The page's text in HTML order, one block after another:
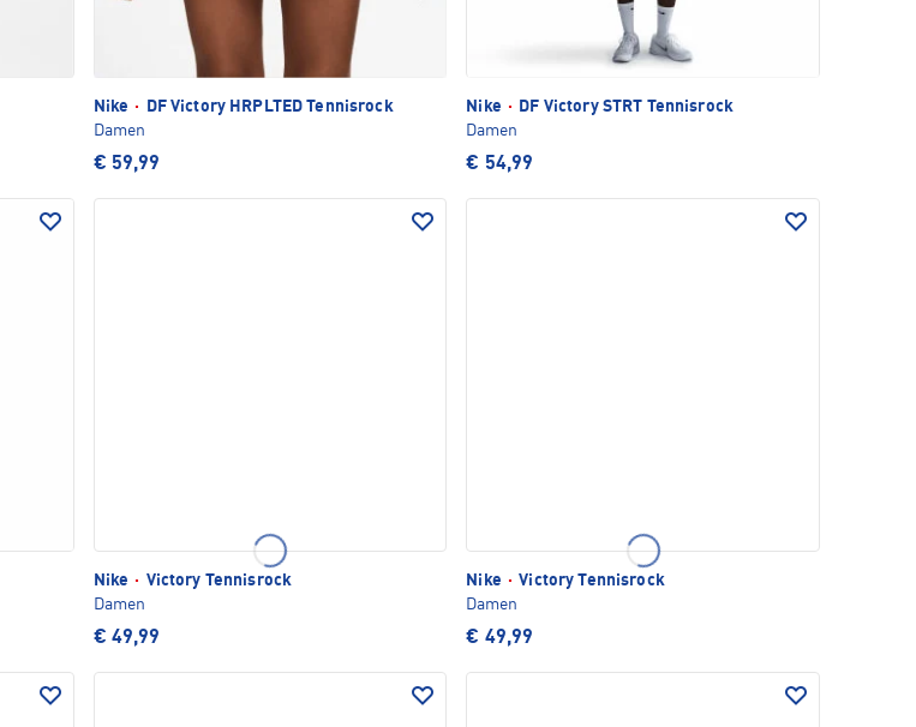
Nike ·
DF Victory HRPLTED Tennisrock
Damen
€ 59,99
Nike ·
DF Victory STRT Tennisrock
Damen
€ 54,99
Nike · Victory Tennisrock
Damen
€ 49,99
Nike · Victory Tennisrock
Damen
€ 49,99